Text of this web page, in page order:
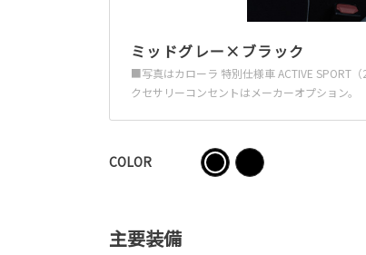
ミッドグレー×ブラック
■写真はカローラ 特別仕様車 ACTIVE SPORT
クセサリーコンセントはメーカーオプション。
COLOR
主要装備